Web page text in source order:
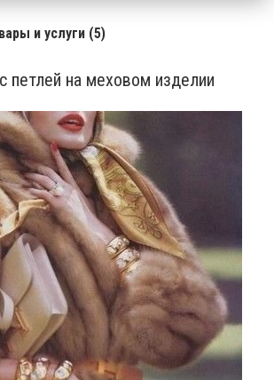
и услуги (5)
петлей на меховом изделии